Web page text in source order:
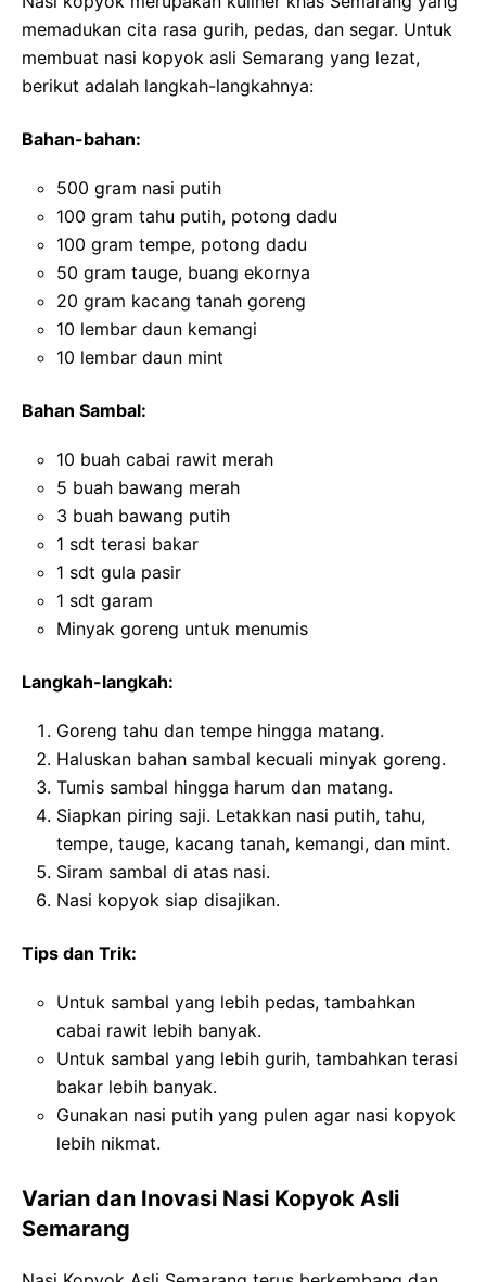
memadukan cita rasa gurih, pedas, dan segar. Untuk
membuat nasi kopyok asli Semarang yang lezat,
berikut adalah langkah-langkahnya:
Bahan-bahan:
500 gram nasi putih
100 gram tahu putih, potong dadu
100 gram tempe, potong dadu
50 gram tauge, buang ekornya
20 gram kacang tanah goreng
10 lembar daun kemangi
10 lembar daun mint
Bahan Sambal:
10 buah cabai rawit merah
5 buah bawang merah
3 buah bawang putih
1 sdt terasi bakar
1 sdt gula pasir
1 sdt garam
Minyak goreng untuk menumis
Langkah-langkah:
Goreng tahu dan tempe hingga matang.
Haluskan bahan sambal kecuali minyak goreng.
Tumis sambal hingga harum dan matang.
Siapkan piring saji. Letakkan nasi putih, tahu,
tempe, tauge, kacang tanah, kemangi, dan mint.
Siram sambal di atas nasi.
Nasi kopyok siap disajikan.
Tips dan Trik:
Untuk sambal yang lebih pedas, tambahkan
cabai rawit lebih banyak.
Untuk sambal yang lebih gurih, tambahkan terasi
bakar lebih banyak.
Gunakan nasi putih yang pulen agar nasi kopyok
lebih nikmat.
Varian dan Inovasi Nasi Kopyok Asli
Semarang